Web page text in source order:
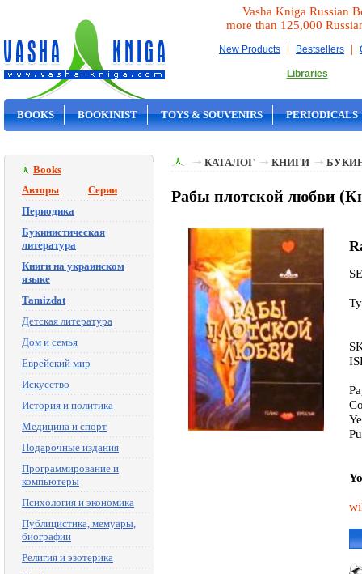
Vasha Kniga Russian
more than 125,000
New Products | Bestsellers |
Libraries
BOOKS BOOKINIST TOYS & SOUVENIRS PERIODICALS
Books
Авторы
Серии
Периодика
Букинистическая
литература
Книги на украинском
языке
Tamizdat
Детская литература
Дом и семья
Еврейский мир
Искусство
История и политика
Медицина и спорт
Подарочные издания
Программирование и
компьютеры
Психология и экономика
Публицистика, мемуары,
биографии
Религия и эзотерика
КАТАЛОГ КНИГИ
Рабы плотской любви